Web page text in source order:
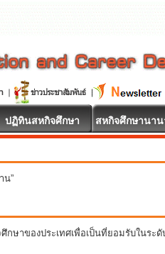
ปฏิทินสหกิจศึกษา สหกิจศึกษานา
น”
กษาของประเทศเพื่อเป็นที่ยอมรับในระดั